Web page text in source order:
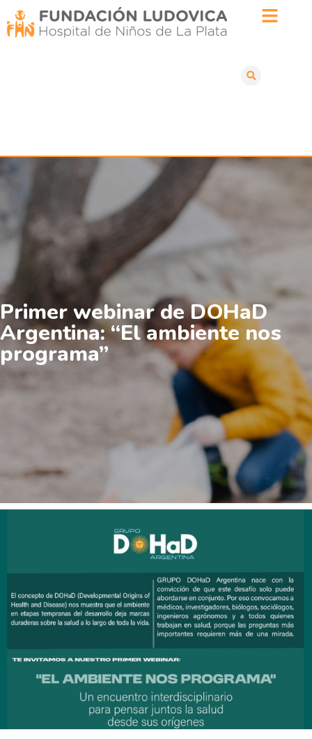
Primer webinar de DOHaD
Argentina: “El ambiente nos
programa”